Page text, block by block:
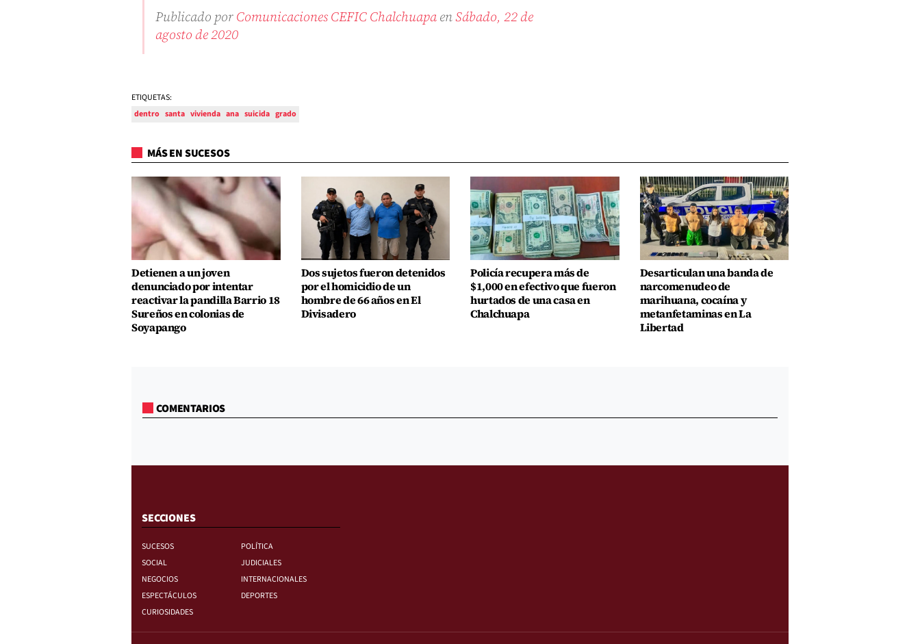
Publicado porComunicaciones CEFIC ChalchuapaenSábado, 22 de
agosto de 2020
ETIQUETAS:
dentro santa vivienda ana suicida grado
MÁS EN SUCESOS
Detienen a un joven
denunciado por intentar
reactivar la pandilla Barrio 18
Sureños en colonias de
Soyapango
Dos sujetos fueron detenidos
por el homicidio de un
hombre de 66 años en El
Divisadero
Policía recupera más de
$1,000 en efectivo que fueron
hurtados de una casa en
Chalchuapa
Desarticulan una banda de
narcomenudeo de
marihuana, cocaína y
metanfetaminas en La
Libertad
COMENTARIOS
SECCIONES
SUCESOS
POLÍTICA
SOCIAL
JUDICIALES
NEGOCIOS
INTERNACIONALES
ESPECTÁCULOS
DEPORTES
CURIOSIDADES